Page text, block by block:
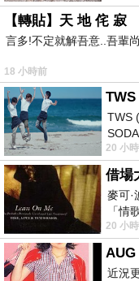
【轉貼】天 地 侘 寂
言多!不定就解吾意..吾輩
18 小時前
TWS
一經
20 小
借場
麥可·
「情
瘤「
20 小
AUG
近況